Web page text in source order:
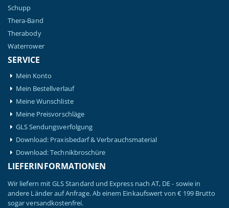
Schupp
Thera-Band
Therabody
Waterrower
SERVICE
Mein Konto
Mein Bestellverlauf
Meine Wunschliste
Meine Preisvorschläge
GLS Sendungsverfolgung
Download: Praxisbedarf & Verbrauchsmaterial
Download: Technikbroschüre
LIEFERINFORMATIONEN
Wir liefern mit GLS Standard und Express nach AT, DE - sowie in
andere Länder auf Anfrage. Ab einem Einkaufswert von € 199 Brutto
sogar versandkostenfrei.